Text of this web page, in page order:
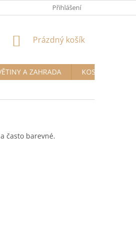
Přihlášení
NÁKUPNÍ
Prázdný košík
A ZAHRADA
KOSMETIKA A
často barevné.